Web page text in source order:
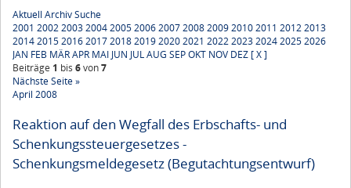
Aktuell ArchivSuche
2001 2002200320042005200620072008200920102011 20122013
20142015201620172018201920202021 20222023202420252026
JAN FEB MÄRAPR MAI JUN JULAUG SEPOKT NOV DEZ [ X ]
Beiträge 1 bis 6von7
Nächste Seite »
April 2008
Reaktion auf den Wegfall des Erbschafts- und
Schenkungssteuergesetzes -
Schenkungsmeldegesetz (Begutachtungsentwurf)